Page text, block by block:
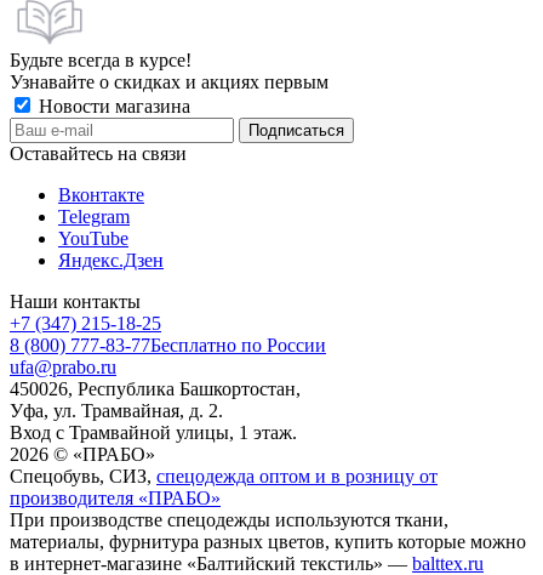
Будьте всегда в курсе!
Узнавайте о скидках и акциях первым
Новости магазина
Оставайтесь на связи
Вконтакте
Telegram
YouTube
Яндекс.Дзен
Наши контакты
+7 (347) 215-18-25
8 (800) 777-83-77Бесплатно по России
ufa@prabo.ru
450026, Республика Башкортостан,
Уфа, ул. Трамвайная, д. 2.
Вход с Трамвайной улицы, 1 этаж.
2026 © «ПРАБО»
Спецобувь, СИЗ, спецодежда оптом и в розницу от
производителя «ПРАБО»
При производстве спецодежды используются ткани,
материалы, фурнитура разных цветов, купить которые можно
в интернет-магазине «Балтийский текстиль» — balttex.ru